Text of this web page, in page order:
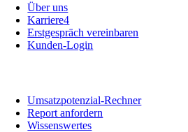
Über uns
Karriere4
Erstgespräch vereinbaren
Kunden-Login
Umsatzpotenzial-Rechner
Report anfordern
Wissenswertes